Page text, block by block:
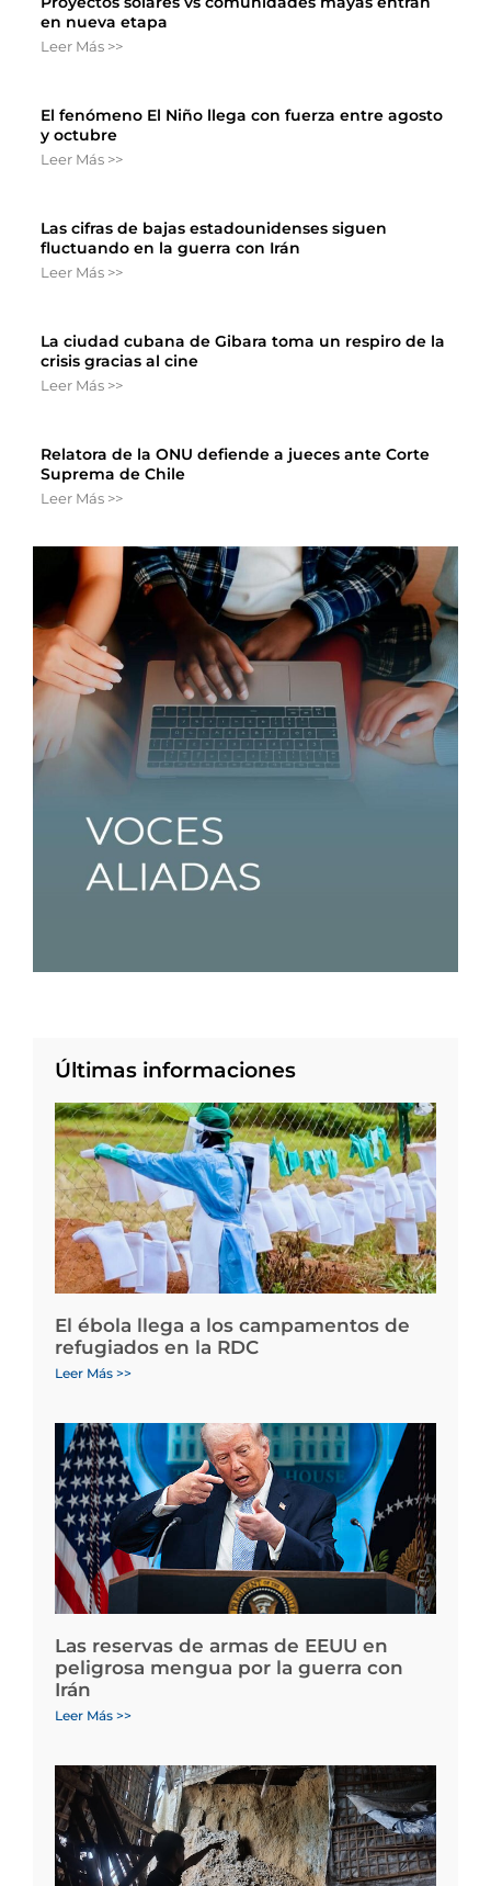
en nueva etapa
Leer Más >>
El fenómeno El Niño llega con fuerza entre agosto
y octubre
Leer Más >>
Las cifras de bajas estadounidenses siguen
fluctuando en la guerra con Irán
Leer Más >>
La ciudad cubana de Gibara toma un respiro de la
crisis gracias al cine
Leer Más >>
Relatora de la ONU defiende a jueces ante Corte
Suprema de Chile
Leer Más >>
Últimas informaciones
El ébola llega a los campamentos de
refugiados en la RDC
Leer Más >>
Las reservas de armas de EEUU en
peligrosa mengua por la guerra con
Irán
Leer Más >>